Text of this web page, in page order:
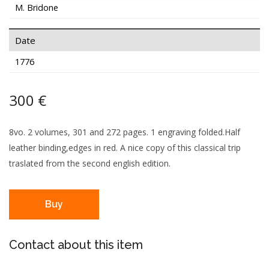
M. Bridone
Date
1776
300 €
8vo. 2 volumes, 301 and 272 pages. 1 engraving folded.Half
leather binding,edges in red. A nice copy of this classical trip
traslated from the second english edition.
Buy
Contact about this item